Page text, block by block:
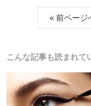
o
o
k
tt
er
e
« 前ページ
こんな記事も読まれて